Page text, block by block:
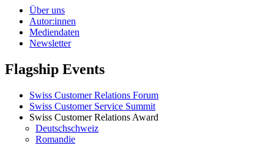
Über uns
Autor:innen
Mediendaten
Newsletter
Flagship Events
Swiss Customer Relations Forum
Swiss Customer Service Summit
Swiss Customer Relations Award
Deutschschweiz
Romandie